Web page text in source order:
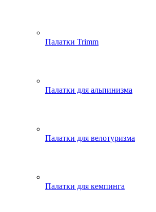
Палатки Trimm
Палатки для альпинизма
Палатки для велотуризма
Палатки для кемпинга